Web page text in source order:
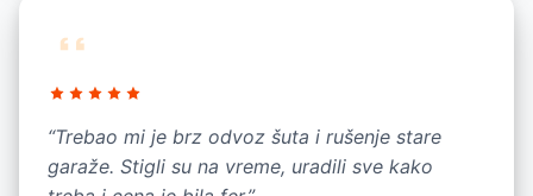
“Trebao mi je brz odvoz šuta i rušenje stare
garaže. Stigli su na vreme, uradili sve kako